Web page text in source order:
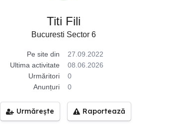
Titi Fili
Bucuresti Sector 6
Pe site din
27.09.2022
Ultima activitate
08.06.2026
Urmăritori
0
Anunțuri
0
Urmărește Raportează